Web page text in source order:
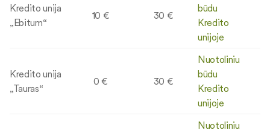
Kredito unija
„Ebitum“
10 € 30 €
būdu
Kredito
unijoje
Kredito unija
„Tauras“
0 € 30 €
Nuotoliniu
būdu
Kredito
unijoje
Nuotoliniu